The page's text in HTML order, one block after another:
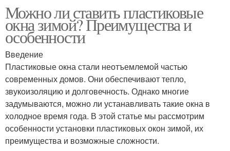
Можно ли ставить пластиковые
окна зимой? Преимущества и
особенности
Введение
Пластиковые окна стали неотъемлемой частью
современных домов. Они обеспечивают тепло,
звукоизоляцию и долговечность. Однако многие
задумываются, можно ли устанавливать такие окна в
холодное время года. В этой статье мы рассмотрим
особенности установки пластиковых окон зимой, их
преимущества и возможные сложности.